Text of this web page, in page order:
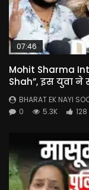
07:46
Mohit Sharma
Shah”, इस युवा ने
BHARAT EK NAYI
0
5.3K 128